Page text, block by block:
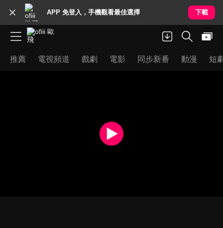
APP 免登入，手機觀看最佳選擇 下載
推薦 電視頻道 戲劇 電影 同步新番 動漫 短